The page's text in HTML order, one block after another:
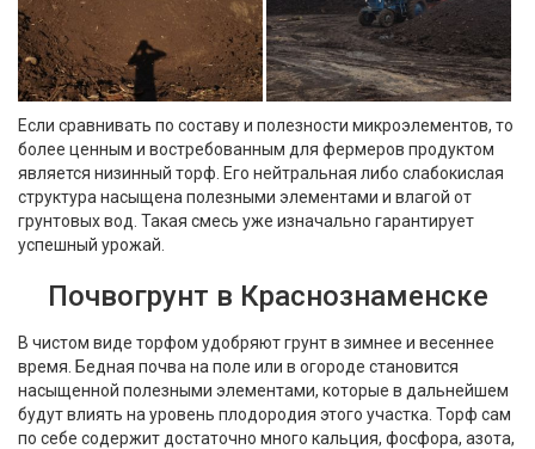
Если сравнивать по составу и полезности микроэлементов, то
более ценным и востребованным для фермеров продуктом
является низинный торф. Его нейтральная либо слабокислая
структура насыщена полезными элементами и влагой от
грунтовых вод. Такая смесь уже изначально гарантирует
успешный урожай.
Почвогрунт в Краснознаменске
В чистом виде торфом удобряют грунт в зимнее и весеннее
время. Бедная почва на поле или в огороде становится
насыщенной полезными элементами, которые в дальнейшем
будут влиять на уровень плодородия этого участка. Торф сам
по себе содержит достаточно много кальция, фосфора, азота,